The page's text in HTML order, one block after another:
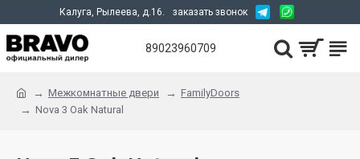
Калуга, Рылеева, д.16. заказать звонок
89023960709
Межкомнатные двери
FamilyDoors
Nova 3 Oak Natural